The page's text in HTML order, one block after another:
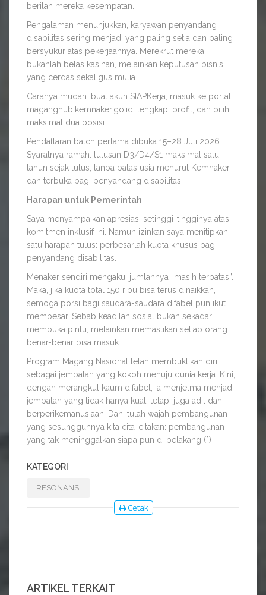
berilah mereka kesempatan.
Pengalaman menunjukkan, karyawan penyandang
disabilitas sering menjadi yang paling setia dan paling
bersyukur atas pekerjaannya. Merekrut mereka
bukanlah belas kasihan, melainkan keputusan bisnis
yang cerdas sekaligus mulia.
Caranya mudah: buat akun SIAPKerja, masuk ke portal
maganghub.kemnaker.go.id, lengkapi profil, dan pilih
maksimal dua posisi.
Pendaftaran batch pertama dibuka 15–28 Juli 2026.
Syaratnya ramah: lulusan D3/D4/S1 maksimal satu
tahun sejak lulus, tanpa batas usia menurut Kemnaker,
dan terbuka bagi penyandang disabilitas.
Harapan untuk Pemerintah
Saya menyampaikan apresiasi setinggi-tingginya atas
komitmen inklusif ini. Namun izinkan saya menitipkan
satu harapan tulus: perbesarlah kuota khusus bagi
penyandang disabilitas.
Menaker sendiri mengakui jumlahnya “masih terbatas”.
Maka, jika kuota total 150 ribu bisa terus dinaikkan,
semoga porsi bagi saudara-saudara difabel pun ikut
membesar. Sebab keadilan sosial bukan sekadar
membuka pintu, melainkan memastikan setiap orang
benar-benar bisa masuk.
Program Magang Nasional telah membuktikan diri
sebagai jembatan yang kokoh menuju dunia kerja. Kini,
dengan merangkul kaum difabel, ia menjelma menjadi
jembatan yang tidak hanya kuat, tetapi juga adil dan
berperikemanusiaan. Dan itulah wajah pembangunan
yang sesungguhnya kita cita-citakan: pembangunan
yang tak meninggalkan siapa pun di belakang (*)
KATEGORI
RESONANSI
Cetak
ARTIKEL TERKAIT